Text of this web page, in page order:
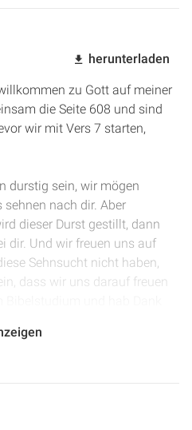
herunterladen
zu Gott auf meiner
die Seite 608 und sind
wir mit Vers 7 starten,
durstig sein, wir mögen
nach dir. Aber
dieser Durst gestillt, dann
dir. Und wir freuen uns auf
Sehnsucht nicht haben,
dass wir uns darauf freuen